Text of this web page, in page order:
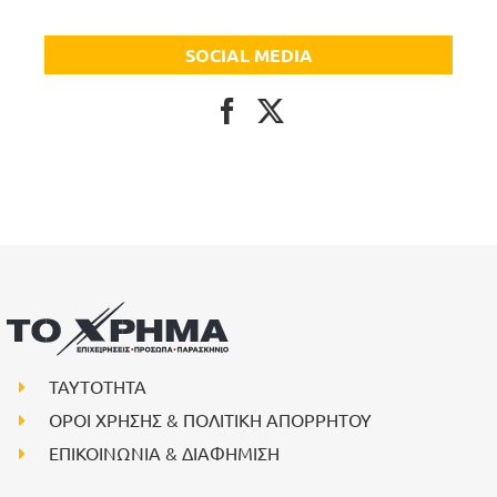
SOCIAL MEDIA
ΤΑΥΤΟΤΗΤΑ
ΟΡΟΙ ΧΡΗΣΗΣ & ΠΟΛΙΤΙΚΗ ΑΠΟΡΡΗΤΟΥ
ΕΠΙΚΟΙΝΩΝΙΑ & ΔΙΑΦΗΜΙΣΗ